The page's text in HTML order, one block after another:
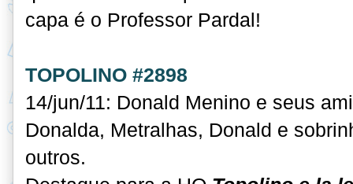
capa é o Professor Pardal!
TOPOLINO #2898
14/jun/11: Donald Menino e seus
Donalda, Metralhas, Donald e
outros.